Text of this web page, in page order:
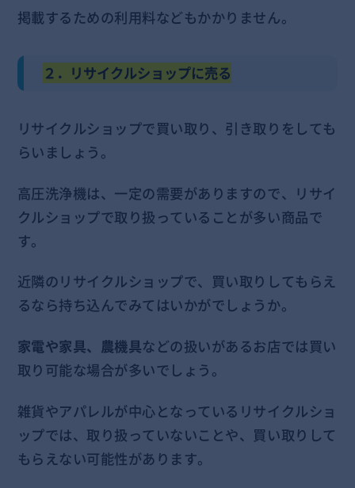
掲載するための利用料などもかかりません。
２．リサイクルショップに売る
リサイクルショップで買い取り、引き取りをしても
らいましょう。
高圧洗浄機は、一定の需要がありますので、リサイ
クルショップで取り扱っていることが多い商品で
す。
近隣のリサイクルショップで、買い取りしてもらえ
るなら持ち込んでみてはいかがでしょうか。
家電や家具、農機具などの扱いがあるお店では買い
取り可能な場合が多いでしょう。
雑貨やアパレルが中心となっているリサイクルショ
ップでは、取り扱っていないことや、買い取りして
もらえない可能性があります。